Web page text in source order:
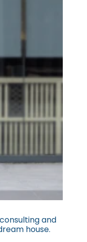
and
house.